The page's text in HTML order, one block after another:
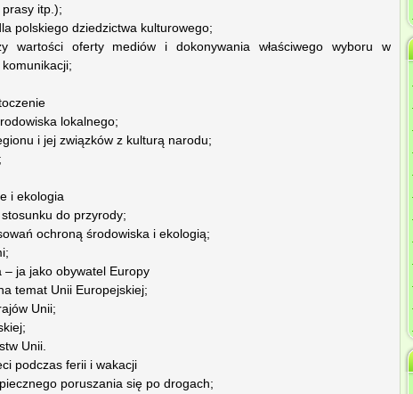
itp.);
polskiego dziedzictwa kulturowego;
wartości oferty mediów i dokonywania właściwego wyboru w
lokalnego;
i jej związków z kulturą narodu;
i ekologia
stosunku do przyrody;
ochroną środowiska i ekologią;
ja jako obywatel Europy
temat Unii Europejskiej;
Unii;
Unii.
podczas ferii i wakacji
poruszania się po drogach;